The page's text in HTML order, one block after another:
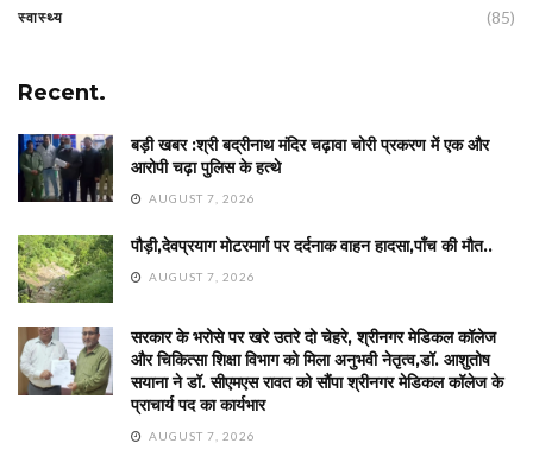
स्वास्थ्य (85)
Recent.
बड़ी खबर :श्री बद्रीनाथ मंदिर चढ़ावा चोरी प्रकरण में एक और
आरोपी चढ़ा पुलिस के हत्थे
AUGUST 7, 2026
पौड़ी,देवप्रयाग मोटरमार्ग पर दर्दनाक वाहन हादसा,पाँच की मौत..
AUGUST 7, 2026
सरकार के भरोसे पर खरे उतरे दो चेहरे, श्रीनगर मेडिकल कॉलेज
और चिकित्सा शिक्षा विभाग को मिला अनुभवी नेतृत्व,डॉ. आशुतोष
सयाना ने डॉ. सीएमएस रावत को सौंपा श्रीनगर मेडिकल कॉलेज के
प्राचार्य पद का कार्यभार
AUGUST 7, 2026